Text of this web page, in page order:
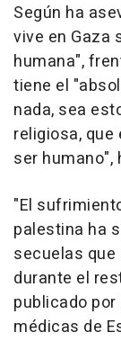
Según ha
vive en Gaza
humana",
tiene el
nada, sea
religiosa, que
ser humano",
"El
palestina ha
secuelas que
durante el
publicado
médicas de